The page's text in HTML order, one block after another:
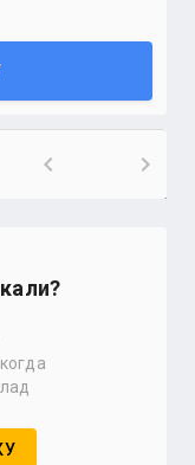
chevron_left chevron_right